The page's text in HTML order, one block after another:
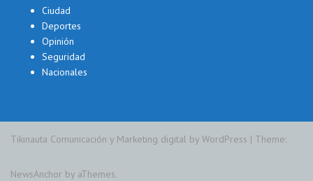
Ciudad
Deportes
Opinión
Seguridad
Nacionales
Tikinauta Comunicación y Marketing digital by WordPress | Theme:
NewsAnchor by aThemes.